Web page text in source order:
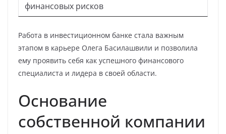
финансовых рисков
Работа в инвестиционном банке стала важным
этапом в карьере Олега Басилашвили и позволила
ему проявить себя как успешного финансового
специалиста и лидера в своей области.
Основание
собственной компании